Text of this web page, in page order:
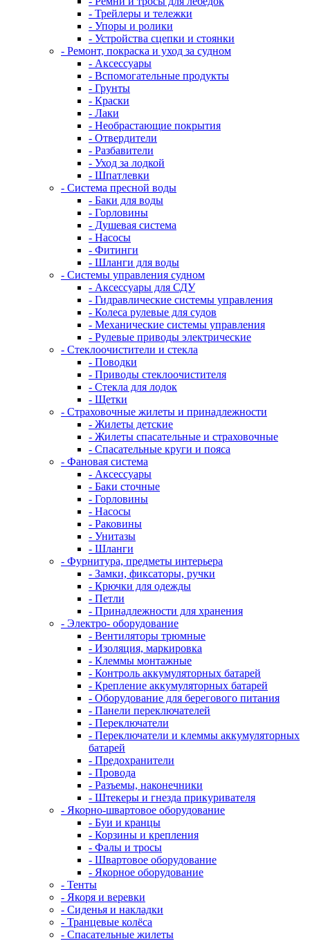
- Трейлеры и тележки
- Упоры и ролики
- Устройства сцепки и стоянки
- Ремонт, покраска и уход за судном
- Аксессуары
- Вспомогательные продукты
- Грунты
- Краски
- Лаки
- Необрастающие покрытия
- Отвердители
- Разбавители
- Уход за лодкой
- Шпатлевки
- Система пресной воды
- Баки для воды
- Горловины
- Душевая система
- Насосы
- Фитинги
- Шланги для воды
- Системы управления судном
- Аксессуары для СДУ
- Гидравлические системы управления
- Колеса рулевые для судов
- Механические системы управления
- Рулевые приводы электрические
- Стеклоочистители и стекла
- Поводки
- Приводы стеклоочистителя
- Стекла для лодок
- Щетки
- Страховочные жилеты и принадлежности
- Жилеты детские
- Жилеты спасательные и страховочные
- Спасательные круги и пояса
- Фановая система
- Аксессуары
- Баки сточные
- Горловины
- Насосы
- Раковины
- Унитазы
- Шланги
- Фурнитура, предметы интерьера
- Замки, фиксаторы, ручки
- Крючки для одежды
- Петли
- Принадлежности для хранения
- Электро- оборудование
- Вентиляторы трюмные
- Изоляция, маркировка
- Клеммы монтажные
- Контроль аккумуляторных батарей
- Крепление аккумуляторных батарей
- Оборудование для берегового питания
- Панели переключателей
- Переключатели
- Переключатели и клеммы аккумуляторных
батарей
- Предохранители
- Провода
- Разъемы, наконечники
- Штекеры и гнезда прикуривателя
- Якорно-швартовое оборудование
- Буи и кранцы
- Корзины и крепления
- Фалы и тросы
- Швартовое оборудование
- Якорное оборудование
- Тенты
- Якоря и веревки
- Сиденья и накладки
- Транцевые колёса
- Спасательные жилеты